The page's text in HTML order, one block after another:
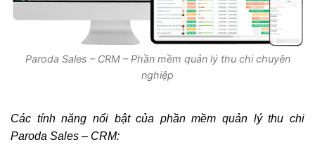
Paroda Sales – CRM – Phần mềm quản lý thu chi chuyên
nghiệp
Các tính năng nổi bật của phần mềm quản lý thu chi
Paroda Sales – CRM: